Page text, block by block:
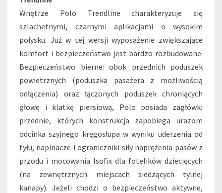
Wnętrze Polo Trendline charakteryzuje się
szlachetnymi, czarnymi aplikacjami o wysokim
połysku. Już w tej wersji wyposażenie zwiększające
komfort i bezpieczeństwo jest bardzo rozbudowane.
Bezpieczeństwo bierne: obok przednich poduszek
powietrznych (poduszka pasażera z możliwością
odłączenia) oraz łączonych poduszek chroniących
głowę i klatkę piersiową, Polo posiada zagłówki
przednie, których konstrukcja zapobiega urazom
odcinka szyjnego kręgosłupa w wyniku uderzenia od
tyłu, napinacze i ograniczniki siły naprężenia pasów z
przodu i mocowania Isofix dla fotelików dziecięcych
(na zewnętrznych miejscach siedzących tylnej
kanapy). Jeżeli chodzi o bezpieczeństwo aktywne,